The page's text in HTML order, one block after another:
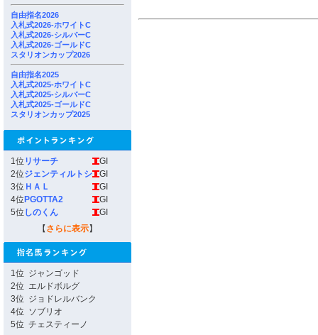
自由指名2026
入札式2026-ホワイトC
入札式2026-シルバーC
入札式2026-ゴールドC
スタリオンカップ2026
自由指名2025
入札式2025-ホワイトC
入札式2025-シルバーC
入札式2025-ゴールドC
スタリオンカップ2025
1位 リサーチ
GI
2位ジェンティルトシ
GI
3位 ＨＡＬ
GI
4位 PGOTTA2
GI
5位 しのくん
GI
【 さらに表示】
1位 ジャンゴッド
2位 エルドボルグ
3位 ジョドレルバンク
4位 ソブリオ
5位 チェスティーノ